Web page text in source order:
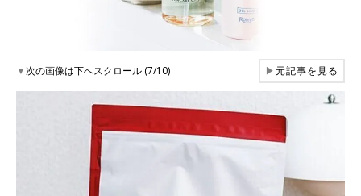
▼次の画像は下へスクロール (7/10) ▶元記事を見る